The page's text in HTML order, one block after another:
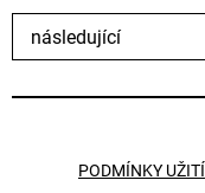
následující
PODMÍNKY UŽITÍ